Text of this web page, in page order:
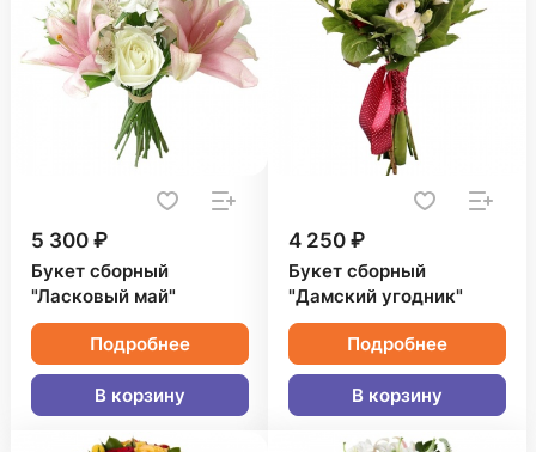
5 300 ₽
Букет сборный
"Ласковый май"
Подробнее
В корзину
4 250 ₽
Букет сборный
"Дамский угодник"
Подробнее
В корзину